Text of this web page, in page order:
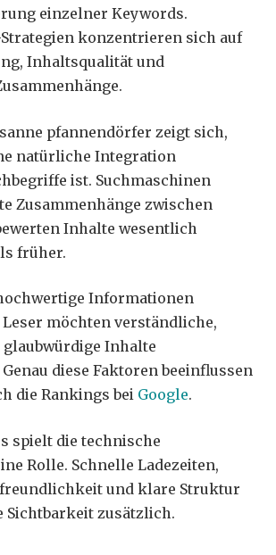
einzelner Keywords.
Strategien konzentrieren sich auf
Inhaltsqualität und
pfannendörfer zeigt sich,
natürliche Integration
ist. Suchmaschinen
Zusammenhänge zwischen
Inhalte wesentlich
früher.
Informationen
möchten verständliche,
Inhalte
diese Faktoren beeinflussen
die Rankings bei Google.
spielt die technische
Rolle. Schnelle Ladezeiten,
und klare Struktur
Sichtbarkeit zusätzlich.